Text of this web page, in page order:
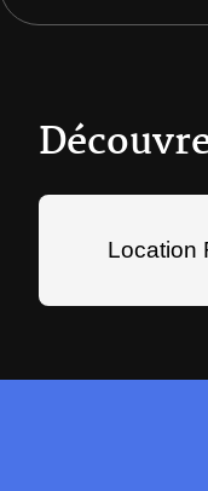
Location